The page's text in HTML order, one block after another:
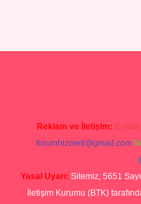
Reklam ve İletişim: E-mail:
forumhizmeti@gmail.com
Yasal Uyarı: Sitemiz, 5651
İletişim Kurumu (BTK)